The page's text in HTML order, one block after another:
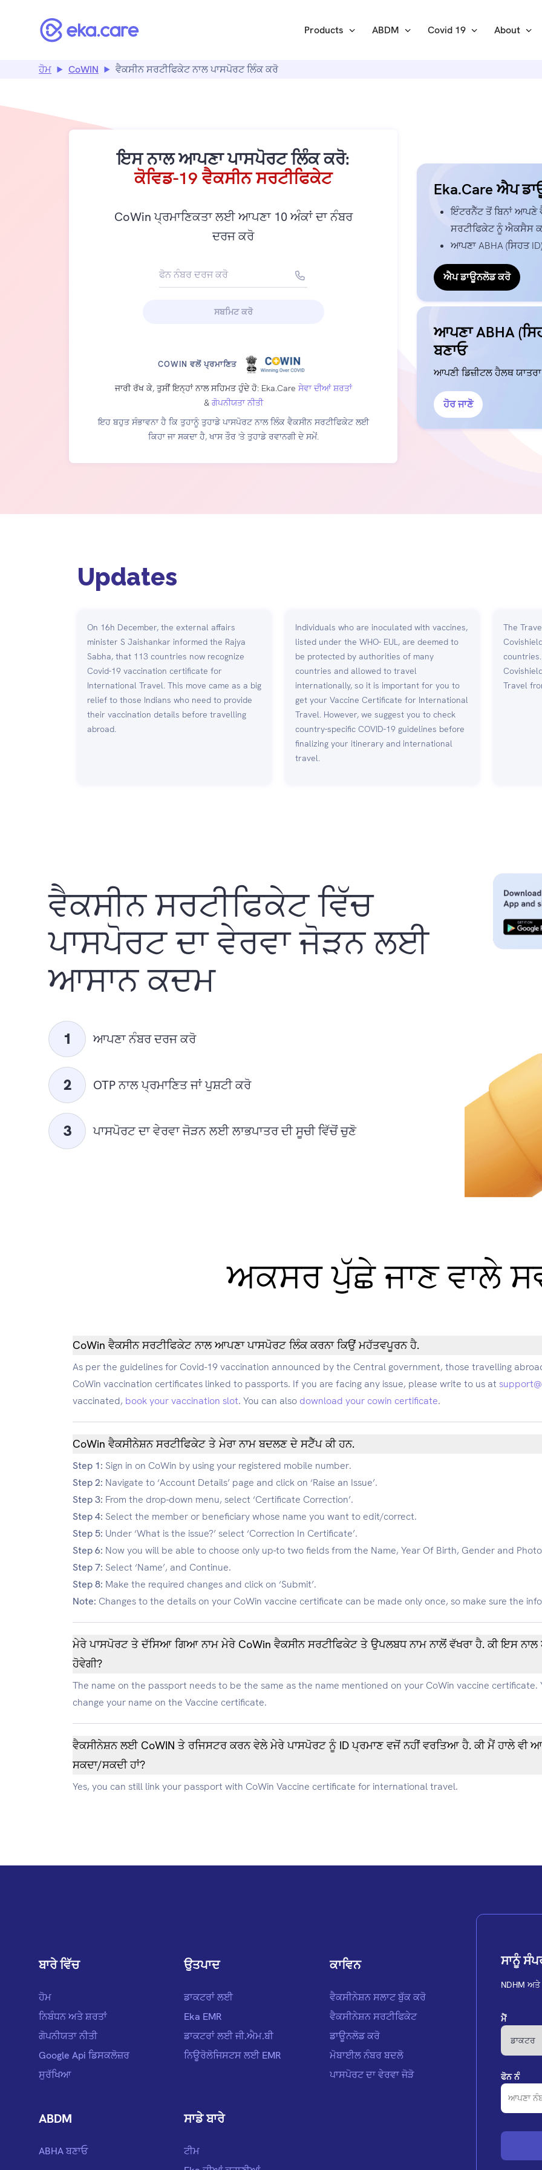
Products ABDM Covid 19 About
ਹੋਮ CoWIN ਵੈਕਸੀਨ ਸਰਟੀਫਿਕੇਟ ਨਾਲ ਪਾਸਪੋਰਟ ਲਿੰਕ ਕਰੋ
ਇਸ ਨਾਲ ਆਪਣਾ ਪਾਸਪੋਰਟ ਲਿੰਕ ਕਰੋ:
ਕੋਵਿਡ-19 ਵੈਕਸੀਨ ਸਰਟੀਫਿਕੇਟ
CoWin ਪ੍ਰਮਾਣਿਕਤਾ ਲਈ ਆਪਣਾ 10 ਅੰਕਾਂ ਦਾ ਨੰਬਰ
ਦਰਜ ਕਰੋ
+91
ਫੋਨ ਨੰਬਰ ਦਰਜ ਕਰੋ
ਸਬਮਿਟ ਕਰੋ
COWIN ਵਲੋਂ ਪ੍ਰਮਾਣਿਤ
ਜਾਰੀ ਰੱਖ ਕੇ, ਤੁਸੀਂ ਇਨ੍ਹਾਂ ਨਾਲ ਸਹਿਮਤ ਹੁੰਦੇ ਹੋ: Eka.Care ਸੇਵਾ ਦੀਆਂ ਸ਼ਰਤਾਂ
& ਗੋਪਨੀਯਤਾ ਨੀਤੀ
ਇਹ ਬਹੁਤ ਸੰਭਾਵਨਾ ਹੈ ਕਿ ਤੁਹਾਨੂੰ ਤੁਹਾਡੇ ਪਾਸਪੋਰਟ ਨਾਲ ਲਿੰਕ ਵੈਕਸੀਨ ਸਰਟੀਫਿਕੇਟ ਲਈ
ਕਿਹਾ ਜਾ ਸਕਦਾ ਹੈ, ਖਾਸ ਤੌਰ 'ਤੇ ਤੁਹਾਡੇ ਰਵਾਨਗੀ ਦੇ ਸਮੇਂ.
Eka.Care ਐਪ
ਇੰਟਰਨੈੱਟ ਤੋਂ ਬਿਨਾਂ ਆਪਣੇ
ਸਰਟੀਫਿਕੇਟ ਨੂੰ ਐਕਸੈਸ
ਆਪਣਾ ABHA (ਸਿਹਤ
ਐਪ ਡਾਊਨਲੋਡ ਕਰੋ
ਆਪਣਾ ABHA
ਬਣਾਓ
ਆਪਣੀ ਡਿਜ਼ੀਟਲ ਹੈਲਥ
ਹੋਰ ਜਾਣੋ
Updates
On 16h December, the external affairs
minister S Jaishankar informed the Rajya
Sabha, that 113 countries now recognize
Covid-19 vaccination certificate for
International Travel. This move came as a big
relief to those Indians who need to provide
their vaccination details before travelling
abroad.
Individuals who are inoculated with vaccines,
listed under the WHO- EUL, are deemed to
be protected by authorities of many
countries and allowed to travel
internationally, so it is important for you to
get your Vaccine Certificate for International
Travel. However, we suggest you to check
country-specific COVID-19 guidelines before
finalizing your itinerary and international
travel.
The
Travel
ਵੈਕਸੀਨ ਸਰਟੀਫਿਕੇਟ ਵਿੱਚ
ਪਾਸਪੋਰਟ ਦਾ ਵੇਰਵਾ ਜੋੜਨ ਲਈ
ਆਸਾਨ ਕਦਮ
ਆਪਣਾ ਨੰਬਰ ਦਰਜ ਕਰੋ
OTP ਨਾਲ ਪ੍ਰਮਾਣਿਤ ਜਾਂ ਪੁਸ਼ਟੀ ਕਰੋ
ਪਾਸਪੋਰਟ ਦਾ ਵੇਰਵਾ ਜੋੜਨ ਲਈ ਲਾਭਪਾਤਰ ਦੀ ਸੂਚੀ ਵਿੱਚੋਂ ਚੁਣੋ
ਅਕਸਰ ਪੁੱਛੇ ਜਾਣ ਵਾਲੇ
CoWin ਵੈਕਸੀਨ ਸਰਟੀਫਿਕੇਟ ਨਾਲ ਆਪਣਾ ਪਾਸਪੋਰਟ ਲਿੰਕ ਕਰਨਾ ਕਿਉਂ ਮਹੱਤਵਪੂਰਨ ਹੈ.
As per the guidelines for Covid-19 vaccination announced by the Central government, those travelling
CoWin vaccination certificates linked to passports. If you are facing any issue, please write to us at
vaccinated, book your vaccination slot. You can also download your cowin certificate.
CoWin ਵੈਕਸੀਨੇਸ਼ਨ ਸਰਟੀਫਿਕੇਟ ਤੇ ਮੇਰਾ ਨਾਮ ਬਦਲਣ ਦੇ ਸਟੈੱਪ ਕੀ ਹਨ.
Step 1: Sign in on CoWin by using your registered mobile number.
Step 2: Navigate to ‘Account Details’ page and click on ‘Raise an Issue’.
Step 3: From the drop-down menu, select ‘Certificate Correction’.
Step 4: Select the member or beneficiary whose name you want to edit/correct.
Step 5: Under ‘What is the issue?’ select ‘Correction In Certificate’.
Step 6: Now you will be able to choose only up-to two fields from the Name, Year Of Birth, Gender and
Step 7: Select ‘Name’, and Continue.
Step 8: Make the required changes and click on ‘Submit’.
Note: Changes to the details on your CoWin vaccine certificate can be made only once, so make sure the
ਮੇਰੇ ਪਾਸਪੋਰਟ ਤੇ ਦੱਸਿਆ ਗਿਆ ਨਾਮ ਮੇਰੇ CoWin ਵੈਕਸੀਨ ਸਰਟੀਫਿਕੇਟ ਤੇ ਉਪਲਬਧ ਨਾਮ ਨਾਲੋਂ ਵੱਖਰਾ ਹੈ. ਕੀ ਇਸ ਨਾਲ ਅੰਤਰਰਾਸ਼ਟਰੀ ਯਾਤਰਾ ਲਈ ਸਮੱਸਿਆ
ਹੋਵੇਗੀ?
The name on the passport needs to be the same as the name mentioned on your CoWin vaccine certificate.
change your name on the Vaccine certificate.
ਵੈਕਸੀਨੇਸ਼ਨ ਲਈ CoWIN ਤੇ ਰਜਿਸਟਰ ਕਰਨ ਵੇਲੇ ਮੇਰੇ ਪਾਸਪੋਰਟ ਨੂੰ ID ਪ੍ਰਮਾਣ ਵਜੋਂ ਨਹੀਂ ਵਰਤਿਆ ਹੈ. ਕੀ ਮੈਂ ਹਾਲੇ ਵੀ ਆਪਣਾ ਪਾਸਪੋਰਟ ਬਾਅਦ ਵਿੱਚ ਲਿੰਕ ਕਰ
ਸਕਦਾ/ਸਕਦੀ ਹਾਂ?
Yes, you can still link your passport with CoWin Vaccine certificate for international travel.
ਬਾਰੇ ਵਿੱਚ
ਹੋਮ
ਨਿਬੰਧਨ ਅਤੇ ਸ਼ਰਤਾਂ
ਗੋਪਨੀਯਤਾ ਨੀਤੀ
Google Api ਡਿਸਕਲੋਜ਼ਰ
ਸੁਰੱਖਿਆ
ਉਤਪਾਦ
ਡਾਕਟਰਾਂ ਲਈ
Eka EMR
ਡਾਕਟਰਾਂ ਲਈ ਜੀ.ਐਮ.ਬੀ
ਨਿਊਰੋਲੋਜਿਸਟਸ ਲਈ EMR
ਕਾਵਿਨ
ਵੈਕਸੀਨੇਸ਼ਨ ਸਲਾਟ ਬੁੱਕ ਕਰੋ
ਵੈਕਸੀਨੇਸ਼ਨ ਸਰਟੀਫਿਕੇਟ
ਡਾਊਨਲੋਡ ਕਰੋ
ਮੋਬਾਈਲ ਨੰਬਰ ਬਦਲੋ
ਪਾਸਪੋਰਟ ਦਾ ਵੇਰਵਾ ਜੋੜੋ
ABDM
ABHA ਬਣਾਓ
ਸਾਡੇ ਬਾਰੇ
ਟੀਮ
ਸਾਨੂੰ
NDHM
ਮੈਂ
ਫੋਨ ਨੰ